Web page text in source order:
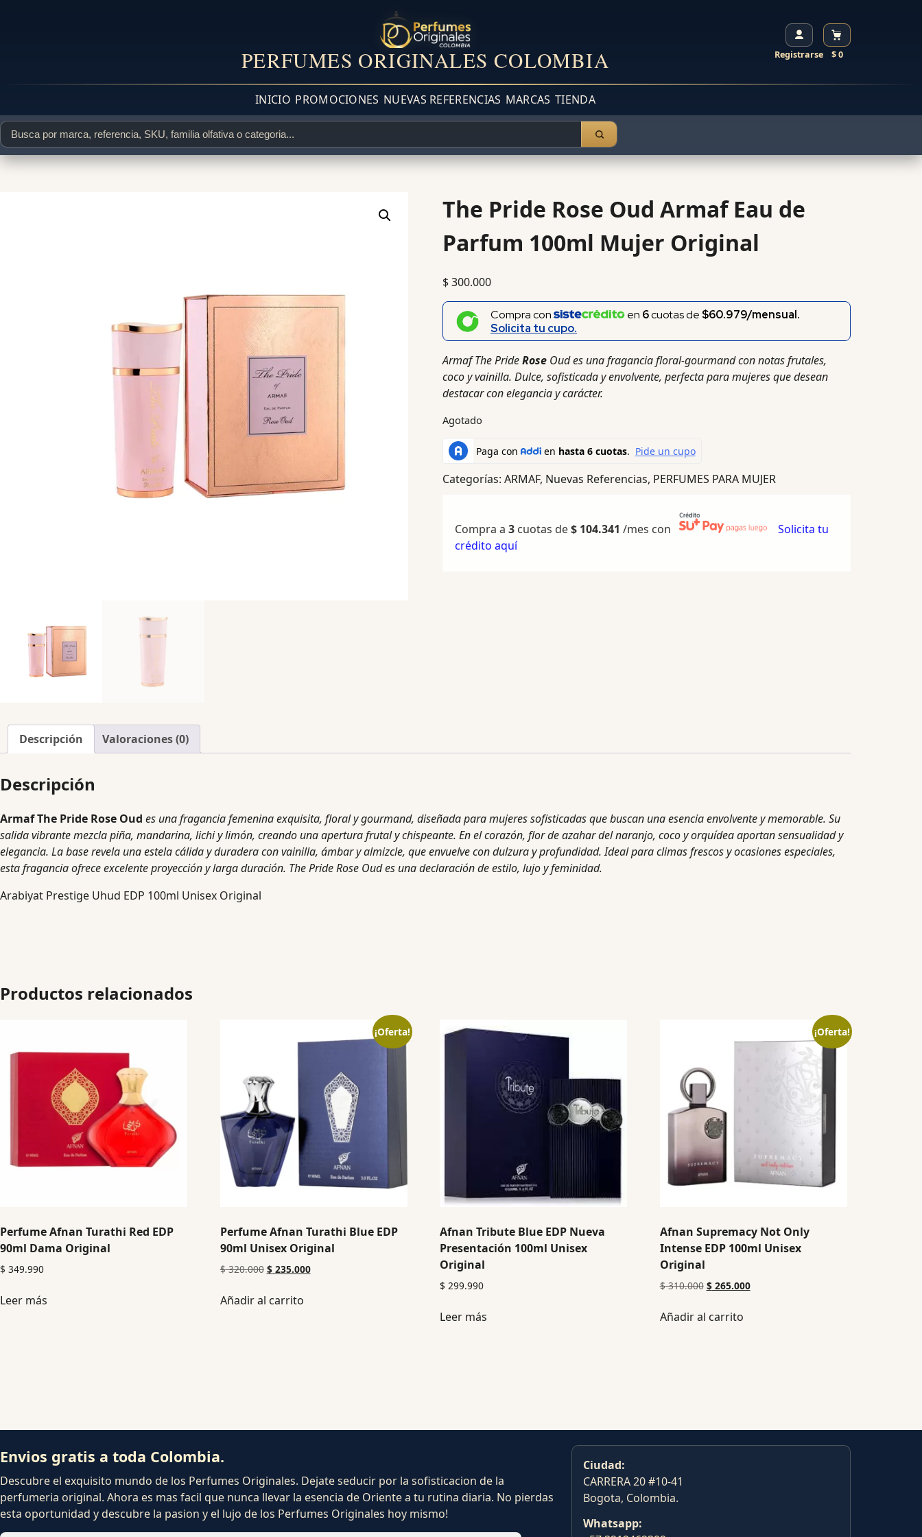
PERFUMES ORIGINALES COLOMBIA Registrarse $ 0
INICIO PROMOCIONES NUEVAS REFERENCIAS MARCAS TIENDA
The Pride Rose Oud Armaf Eau de
Parfum 100ml Mujer Original
$300.000
Compra con en 6cuotas de $60.979/mensual.
Solicita tu cupo.
Armaf The PrideRoseOud es una fragancia floral-gourmand con notas frutales,
coco y vainilla. Dulce, sofisticada y envolvente, perfecta para mujeres que desean
destacar con elegancia y carácter.
Agotado
Categorías: ARMAF, Nuevas Referencias, PERFUMES PARA MUJER
Compra a 3cuotas de$104.341 /mes con
Solicita tu
crédito aquí
Descripción Valoraciones (0)
Descripción
Armaf The Pride Rose Oud es una fragancia femenina exquisita, floral y gourmand, diseñada para mujeres sofisticadas que buscan una esencia envolvente y memorable. Su
salida vibrante mezcla piña, mandarina, lichi y limón, creando una apertura frutal y chispeante. En el corazón, flor de azahar del naranjo, coco y orquídea aportan sensualidad y
elegancia. La base revela una estela cálida y duradera con vainilla, ámbar y almizcle, que envuelve con dulzura y profundidad. Ideal para climas frescos y ocasiones especiales,
esta fragancia ofrece excelente proyección y larga duración. The Pride Rose Oud es una declaración de estilo, lujo y feminidad.
Arabiyat Prestige Uhud EDP 100ml Unisex Original
Productos relacionados
Perfume Afnan Turathi Red EDP
90ml Dama Original
$ 349.990
Leer más
¡Oferta!
Perfume Afnan Turathi Blue EDP
90ml Unisex Original
$320.000 $235.000
Añadir al carrito
Afnan Tribute Blue EDP Nueva
Presentación 100ml Unisex
Original
$ 299.990
Leer más
¡Oferta!
Afnan Supremacy Not Only
Intense EDP 100ml Unisex
Original
$310.000 $265.000
Añadir al carrito
Envios gratis a toda Colombia.
Descubre el exquisito mundo de los Perfumes Originales. Dejate seducir por la sofisticacion de la
perfumeria original. Ahora es mas facil que nunca llevar la esencia de Oriente a tu rutina diaria. No pierdas
esta oportunidad y descubre la pasion y el lujo de los Perfumes Originales hoy mismo!
Ciudad:
CARRERA 20 #10-41
Bogota, Colombia.
Whatsapp: